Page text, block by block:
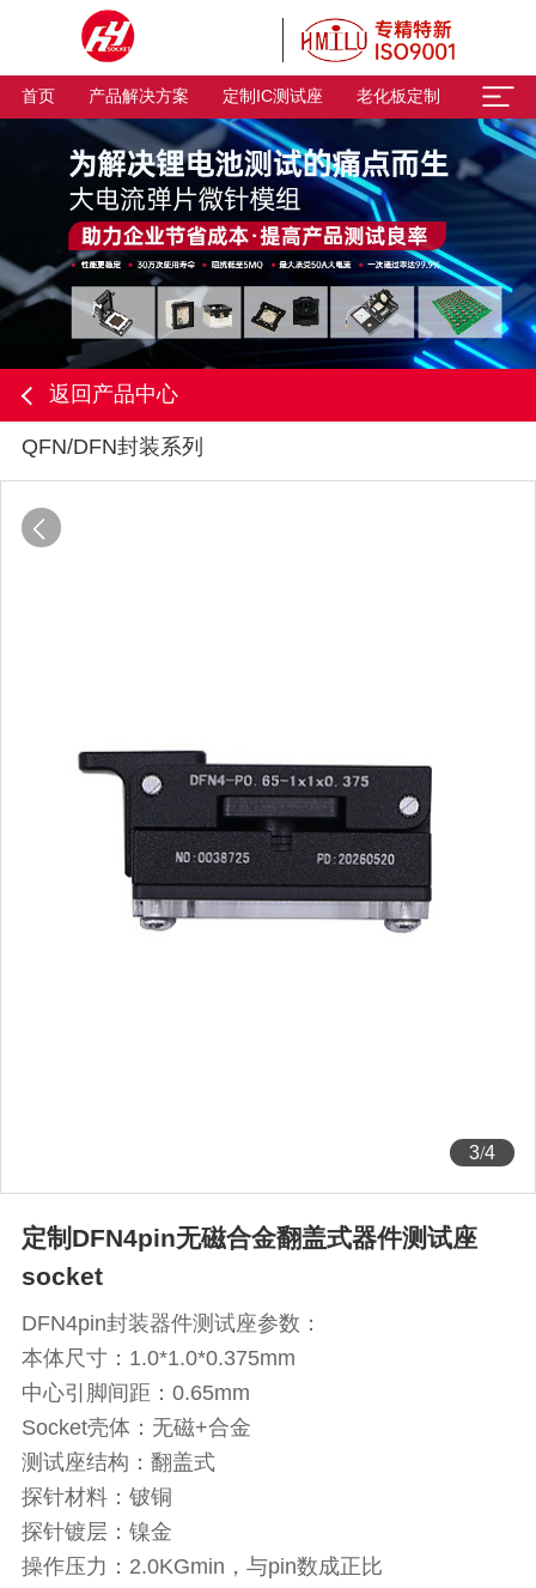
首页 产品解决方案 定制IC测试座 老化板定制
返回产品中心
QFN/DFN封装系列
3/4
定制DFN4pin无磁合金翻盖式器件测试座
socket
DFN4pin封装器件测试座参数：
本体尺寸：1.0*1.0*0.375mm
中心引脚间距：0.65mm
Socket壳体：无磁+合金
测试座结构：翻盖式
探针材料：铍铜
探针镀层：镍金
操作压力：2.0KGmin，与pin数成正比